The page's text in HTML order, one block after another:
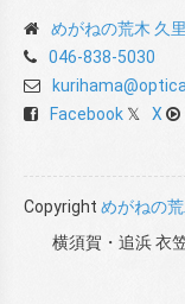
めがねの荒木 久
046-838-5030
Facebook
X
Copyright めがねの
横須賀・追浜 衣